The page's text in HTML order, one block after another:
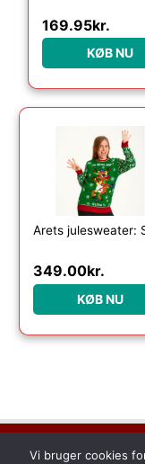
169.95kr.
KØB NU
349.00kr.
KØB NU
Dette medie ejes og
Vi bruger cookies